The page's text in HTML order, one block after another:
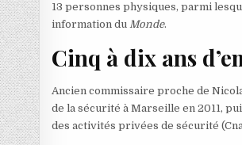
13 personnes physiques, parmi
information duMonde.
Cinq à dix ans
Ancien commissaire proche de
de la sécurité à Marseille en 2011,
des activités privées de sécurité